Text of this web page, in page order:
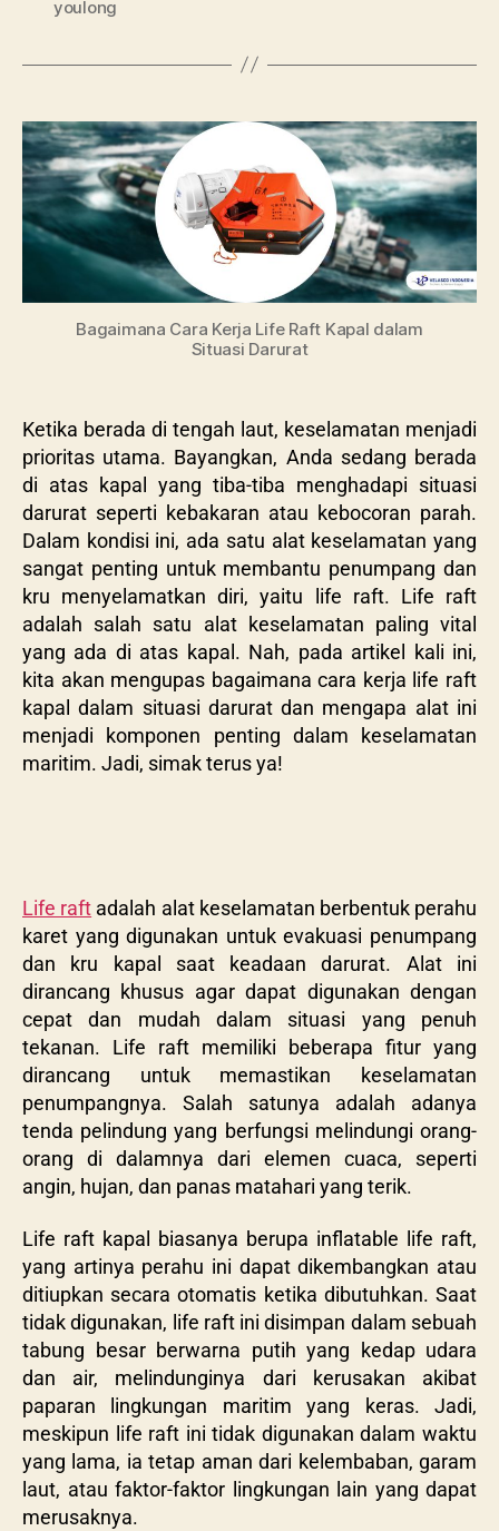
youlong
Bagaimana Cara Kerja Life Raft Kapal dalam
Situasi Darurat
Ketika berada di tengah laut, keselamatan menjadi
prioritas utama. Bayangkan, Anda sedang berada
di atas kapal yang tiba-tiba menghadapi situasi
darurat seperti kebakaran atau kebocoran parah.
Dalam kondisi ini, ada satu alat keselamatan yang
sangat penting untuk membantu penumpang dan
kru menyelamatkan diri, yaitu life raft. Life raft
adalah salah satu alat keselamatan paling vital
yang ada di atas kapal. Nah, pada artikel kali ini,
kita akan mengupas bagaimana cara kerja life raft
kapal dalam situasi darurat dan mengapa alat ini
menjadi komponen penting dalam keselamatan
maritim. Jadi, simak terus ya!
Life raft adalah alat keselamatan berbentuk perahu
karet yang digunakan untuk evakuasi penumpang
dan kru kapal saat keadaan darurat. Alat ini
dirancang khusus agar dapat digunakan dengan
cepat dan mudah dalam situasi yang penuh
tekanan. Life raft memiliki beberapa fitur yang
dirancang untuk memastikan keselamatan
penumpangnya. Salah satunya adalah adanya
tenda pelindung yang berfungsi melindungi orang-
orang di dalamnya dari elemen cuaca, seperti
angin, hujan, dan panas matahari yang terik.
Life raft kapal biasanya berupa inflatable life raft,
yang artinya perahu ini dapat dikembangkan atau
ditiupkan secara otomatis ketika dibutuhkan. Saat
tidak digunakan, life raft ini disimpan dalam sebuah
tabung besar berwarna putih yang kedap udara
dan air, melindunginya dari kerusakan akibat
paparan lingkungan maritim yang keras. Jadi,
meskipun life raft ini tidak digunakan dalam waktu
yang lama, ia tetap aman dari kelembaban, garam
laut, atau faktor-faktor lingkungan lain yang dapat
merusaknya.